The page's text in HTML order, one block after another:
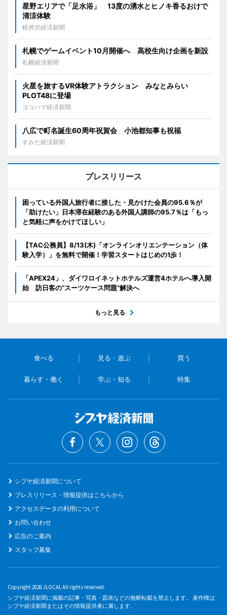
星野エリアで「足水浴」 13度の湧水とヒノキ香るおけで
清涼体験
軽井沢経済新聞
札幌でゲームイベント10月開催へ 高校生向け企画を新設
札幌経済新聞
火星を旅するVR体験アトラクション みなとみらい
PLOT48に登場
ヨコハマ経済新聞
八広で町名誕生60周年祝賀会 小池都知事も祝福
すみだ経済新聞
プレスリリース
困っている外国人旅行者に接した・見かけた会員の95.6％が
「助けたい」日本滞在経験のある外国人講師の95.7％は「もっ
と気軽に声をかけてほしい」
【TAC公務員】8/13(木)「オンラインオリエンテーション（体
験入学）」を無料で開催！学習スタートはじめの1歩！
「APEX24」、ダイワロイネットホテルズ運営4ホテルへ導入開
始 訪日客の“スーツケース問題”解決へ
もっと見る
食べる 見る・遊ぶ 買う
暮らす・働く 学ぶ・知る 特集
シブヤ経済新聞について
プレスリリース・情報提供はこちらから
アクセスデータの利用について
お問い合わせ
広告のご案内
スタッフ募集
Copyright 2026 JLOCAL All rights reserved.
シブヤ経済新聞に掲載の記事・写真・図表などの無断転載を禁止します。 著作権は
シブヤ経済新聞またはその情報提供者に属します。